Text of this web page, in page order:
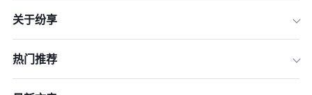
关于纷享
热门推荐